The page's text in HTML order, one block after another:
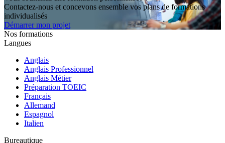
Contactez-nous et concevons ensemble vos plans de formations
individualisés
Démarrer mon projet
Nos formations
Langues
Anglais
Anglais Professionnel
Anglais Métier
Préparation TOEIC
Français
Allemand
Espagnol
Italien
Bureautique